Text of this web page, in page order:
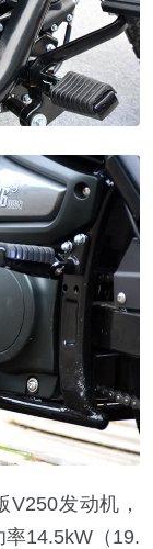
发动机，
14.5kW（19.